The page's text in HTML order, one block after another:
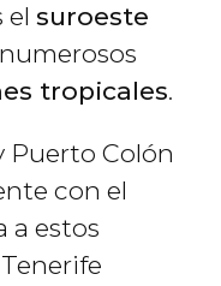
el suroeste
tropicales.
Puerto Colón
con el
a estos